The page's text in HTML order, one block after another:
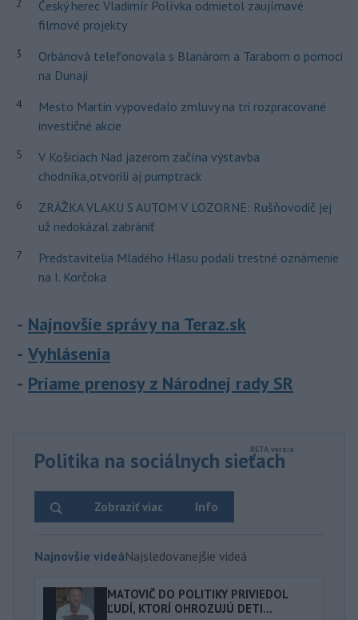
2
Český herec Vladimír Polívka odmietol zaujímavé
filmové projekty
3
Orbánová telefonovala s Blanárom a Tarabom o pomoci
na Dunaji
4
Mesto Martin vypovedalo zmluvy na tri rozpracované
investičné akcie
5
V Košiciach Nad jazerom začína výstavba
chodníka,otvorili aj pumptrack
6
ZRÁŽKA VLAKU S AUTOM V LOZORNE: Rušňovodič jej
už nedokázal zabrániť
7
Predstavitelia Mladého Hlasu podali trestné oznámenie
na I. Korčoka
Najnovšie správy na Teraz.sk
Vyhlásenia
Priame prenosy z Národnej rady SR
Politika na sociálnych sieťach
Info
Zobraziť viac
Najnovšie videáNajsledovanejšie videá
MATOVIČ DO POLITIKY PRIVIEDOL
ĽUDÍ, KTORÍ OHROZUJÚ DETI...